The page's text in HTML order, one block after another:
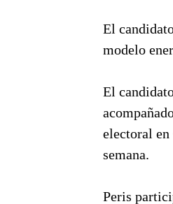
El
modelo
El
electoral en
semana.
Peris